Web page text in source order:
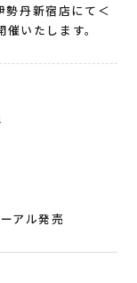
丹新宿店にて＜
いたします。
アル発売